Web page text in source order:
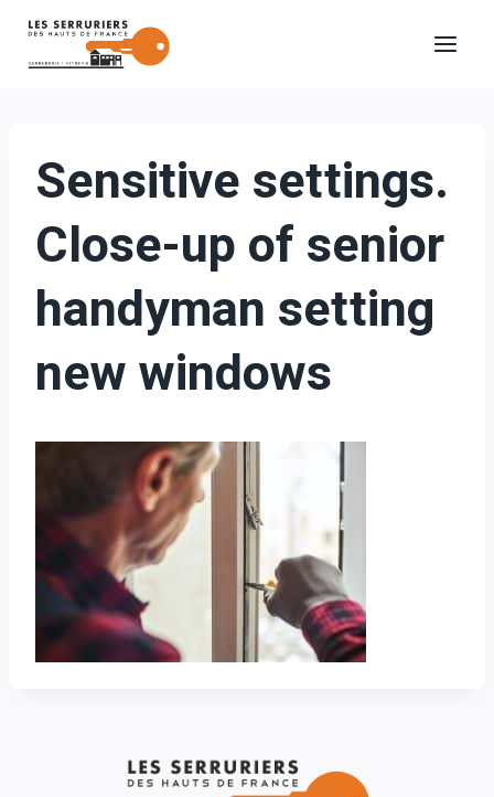
Aller
Sensitive settings.
Close-up of senior
handyman setting
new windows